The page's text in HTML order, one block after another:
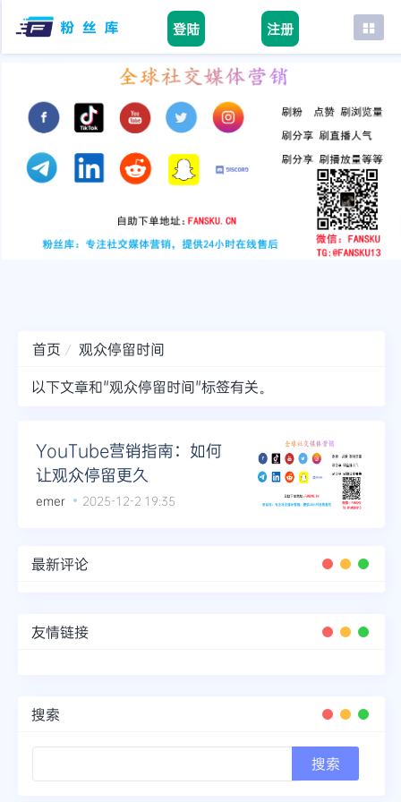
登陆 注册
首页
tiktok
youtube
instagram
首页
观众停留时间
以下文章和"观众停留时间"标签有关。
YouTube营销指南：如何
让观众停留更久
emer 2025-12-2 19:35
最新评论
友情链接
搜索